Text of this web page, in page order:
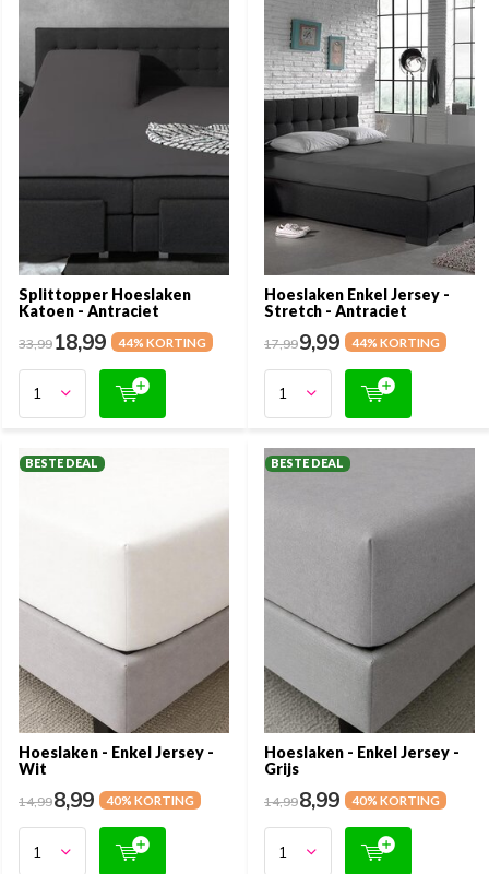
Splittopper Hoeslaken
Katoen - Antraciet
33,9918,99 44% KORTING
Hoeslaken Enkel Jersey -
Stretch - Antraciet
17,999,99 44% KORTING
Hoeslaken - Enkel Jersey -
Wit
BESTE DEAL
14,998,99 40% KORTING
Hoeslaken - Enkel Jersey -
Grijs
BESTE DEAL
14,998,99 40% KORTING